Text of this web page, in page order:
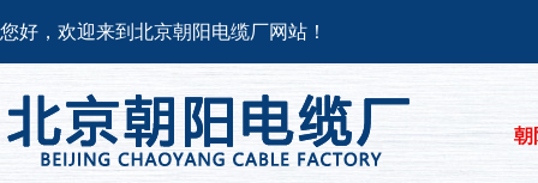
您好，欢迎来到北京朝阳电缆厂网站！
朝